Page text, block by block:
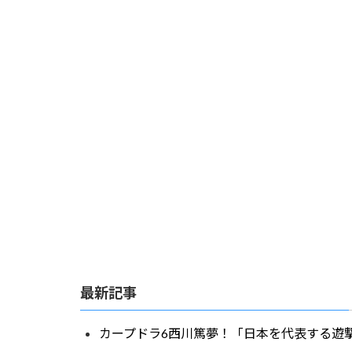
最新記事
カープドラ6西川篤夢！「日本を代表する